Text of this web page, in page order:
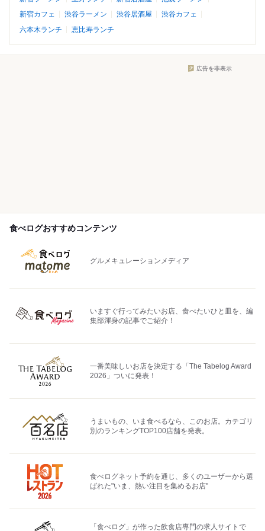
新宿カフェ
渋谷ラーメン 渋谷居酒屋
渋谷カフェ
六本木ランチ
恵比寿ランチ
広告を非表示
食べログおすすめコンテンツ
グルメキュレーションメディア
いますぐ行ってみたいお店、食べたいひと皿を、編
集部渾身の記事でご紹介！
一番美味しいお店を決定する「The Tabelog Award
2026」ついに発表！
うまいもの、いま食べるなら、このお店。カテゴリ
別のランキングTOP100店舗を発表。
食べログネット予約を通じ、多くのユーザーから選
ばれた"いま、熱い注目を集めるお店"
「食べログ」が作った飲食店専門の求人サイトで